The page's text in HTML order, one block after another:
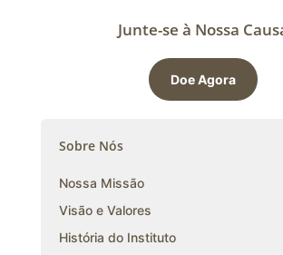
Junte-se à Nossa
Doe Agora
Sobre Nós
Nossa Missão
Visão e Valores
História do Instituto